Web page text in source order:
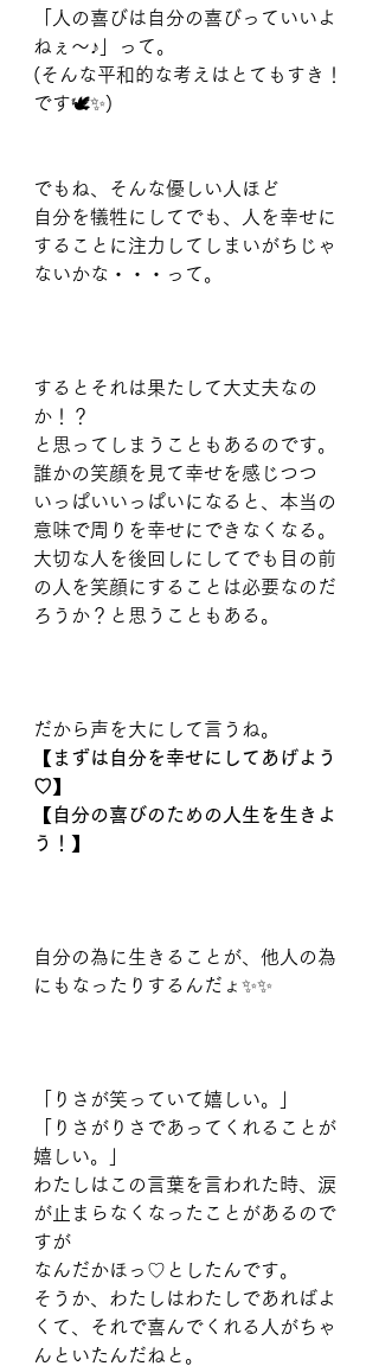
「人の喜びは自分の喜びっていいよ
ねぇ〜♪」って。
(そんな平和的な考えはとてもすき！
です🕊️✨)
でもね、そんな優しい人ほど
自分を犠牲にしてでも、人を幸せに
することに注力してしまいがちじゃ
ないかな・・・って。
するとそれは果たして大丈夫なの
か！？
と思ってしまうこともあるのです。
誰かの笑顔を見て幸せを感じつつ
いっぱいいっぱいになると、本当の
意味で周りを幸せにできなくなる。
大切な人を後回しにしてでも目の前
の人を笑顔にすることは必要なのだ
ろうか？と思うこともある。
だから声を大にして言うね。
【まずは自分を幸せにしてあげよう
♡】
【自分の喜びのための人生を生きよ
う！】
自分の為に生きることが、他人の為
にもなったりするんだょ✨✨
「りさが笑っていて嬉しい。」
「りさがりさであってくれることが
嬉しい。」
わたしはこの言葉を言われた時、涙
が止まらなくなったことがあるので
すが
なんだかほっ♡としたんです。
そうか、わたしはわたしであればよ
くて、それで喜んでくれる人がちゃ
んといたんだねと。